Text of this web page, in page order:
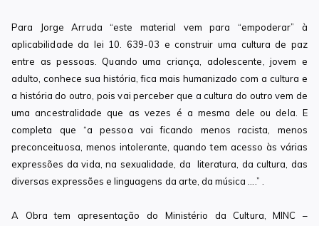
Para Jorge Arruda “este material vem para “empoderar” à
aplicabilidade da lei 10. 639-03 e construir uma cultura de paz
entre as pessoas. Quando uma criança, adolescente, jovem e
adulto, conhece sua história, fica mais humanizado com a cultura e
a história do outro, pois vai perceber que a cultura do outro vem de
uma ancestralidade que as vezes é a mesma dele ou dela. E
completa que “a pessoa vai ficando menos racista, menos
preconceituosa, menos intolerante, quando tem acesso às várias
expressões da vida, na sexualidade, da literatura, da cultura, das
diversas expressões e linguagens da arte, da música ….” .
A Obra tem apresentação do Ministério da Cultura, MINC –